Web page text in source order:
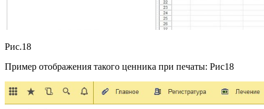
Рис.18
Пример отображения такого ценника при печаты: Рис18